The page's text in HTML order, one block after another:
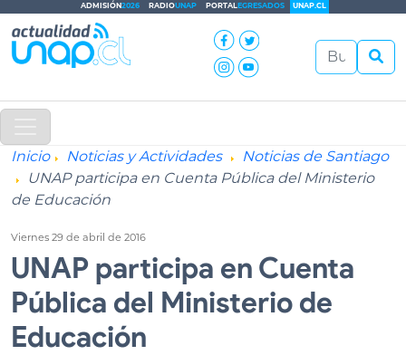
ADMISIÓN2026 RADIOUNAP PORTALEGRESADOS UNAP.CL
Inicio Noticias y Actividades
Noticias de Santiago
UNAP participa en Cuenta Pública del Ministerio
de Educación
Viernes 29 de abril de 2016
UNAP participa en Cuenta
Pública del Ministerio de
Educación